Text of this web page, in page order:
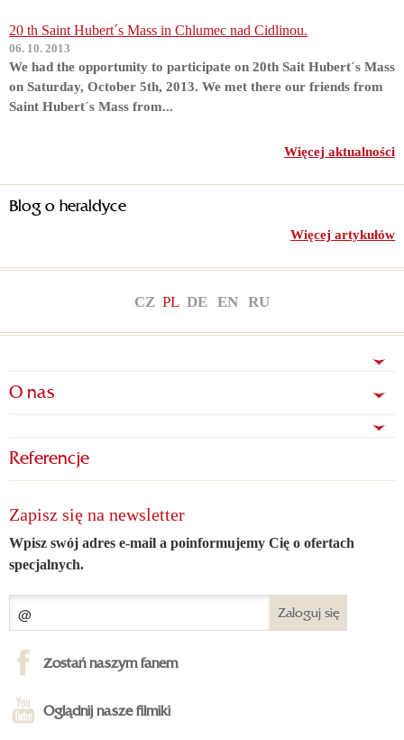
20 th Saint Hubert´s Mass in Chlumec nad Cidlinou.
06. 10. 2013
We had the opportunity to participate on 20th Sait Hubert´s Mass
on Saturday, October 5th, 2013. We met there our friends from
Saint Hubert´s Mass from...
Więcej aktualności
Blog o heraldyce
Więcej artykułów
CZ PL DE EN RU
O nas
Referencje
Zapisz się na newsletter
Wpisz swój adres e-mail a poinformujemy Cię o ofertach
specjalnych.
Zaloguj się
Zostań naszym fanem
Oglądnij nasze filmiki